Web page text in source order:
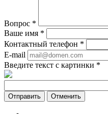
Вопрос *
Ваше имя *
Контактный телефон *
E-mail
Введите текст с картинки *
Отменить